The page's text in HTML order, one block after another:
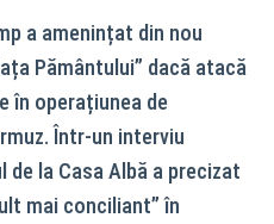
a amenințat din nou
Pământului” dacă atacă
în operațiunea de
Într-un interviu
de la Casa Albă a precizat
mai conciliant” în